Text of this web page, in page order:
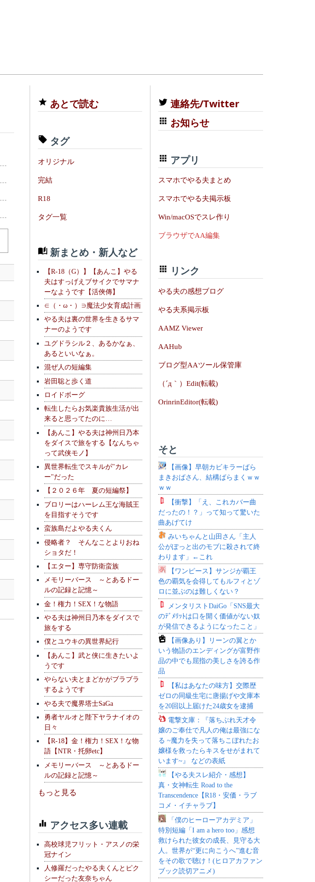
あとで読む
タグ
オリジナル
完結
R18
タグ一覧
新まとめ・新人など
【R-18（G）】【あんこ】やる
夫はすっげえブサイクでサマナ
ーなようです【活俠傳】
∈（・ω・）∋魔法少女育成計画
やる夫は裏の世界を生きるサマ
ナーのようです
ユグドラシル２、あるかなぁ、
あるといいなぁ。
混ぜ人の短編集
岩田聡と歩く道
ロイドボーグ
転生したらお気楽貴族生活が出
来ると思ってたのに…
【あんこ】やる夫は神州日乃本
をダイスで旅をする【なんちゃ
って武侠モノ】
異世界転生でスキルが"カレ
ー"だった
【２０２６年 夏の短編祭】
ブロリーはハーレム王な海賊王
を目指すそうです
蛮族島だよやる夫くん
侵略者？ そんなことよりおね
ショタだ！
【エター】専守防衛蛮族
メモリーバース ～とあるドー
ルの記録と記憶～
金！権力！SEX！な物語
やる夫は神州日乃本をダイスで
旅をする
僕とユウキの異世界紀行
【あんこ】武と侠に生きたいよ
うです
やらない夫とまどかがブラブラ
するようです
やる夫で魔界塔士SaGa
勇者ヤルオと陛下ヤラナイオの
日々
【R-18】金！権力！SEX！な物
語【NTR・托卵etc】
メモリーバース ～とあるドー
ルの記録と記憶～
もっと見る
アクセス多い連載
高校球児フリット・アスノの栄
冠ナイン
人修羅だったやる夫くんとピク
シーだった友奈ちゃん
連絡先/Twitter
お知らせ
アプリ
スマホでやる夫まとめ
スマホでやる夫掲示板
Win/macOSでスレ作り
ブラウザでAA編集
リンク
やる夫の感想ブログ
やる夫系掲示板
AAMZ Viewer
AAHub
ブログ型AAツール保管庫
（´д｀）Edit(転載)
OrinrinEditor(転載)
そと
【画像】早朝カビキラーばら
まきおばさん、結構ばらまくｗｗ
ｗｗ
【衝撃】「え、これカバー曲
だったの！？」って知って驚いた
曲あげてけ
みいちゃんと山田さん「主人
公がぽっと出のモブに殺されて終
わります」←これ
【ワンピース】サンジが覇王
色の覇気を会得してもルフィとゾ
ロに並ぶのは難しくない？
メンタリストDaiGo「SNS最大
のﾃﾞﾒﾘｯﾄは口を開く価値がない奴
が発信できるようになったこと」
【画像あり】リーンの翼とか
いう物語のエンディングが富野作
品の中でも屈指の美しさを誇る作
品
【私はあなたの味方】交際歴
ゼロの同級生宅に唐揚げや文庫本
を20回以上届けた24歳女を逮捕
電撃文庫：『落ちぶれ天才令
嬢のご奉仕で凡人の俺は最強にな
る ~魔力を失って落ちこぼれたお
嬢様を救ったらキスをせがまれて
います~』 などの表紙
【やる夫スレ紹介・感想】
真・女神転生 Road to the
Transcendence【R18・安価・ラブ
コメ・イチャラブ】
「僕のヒーローアカデミア」
特別短編「I am a hero too」感想
救けられた彼女の成長、見守る大
人。世界が“更に向こうへ”進む音
をその歌で聴け！(ヒロアカファン
ブック読切アニメ)